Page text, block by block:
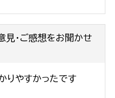
見・ご感想をお聞かせ
りやすかったです